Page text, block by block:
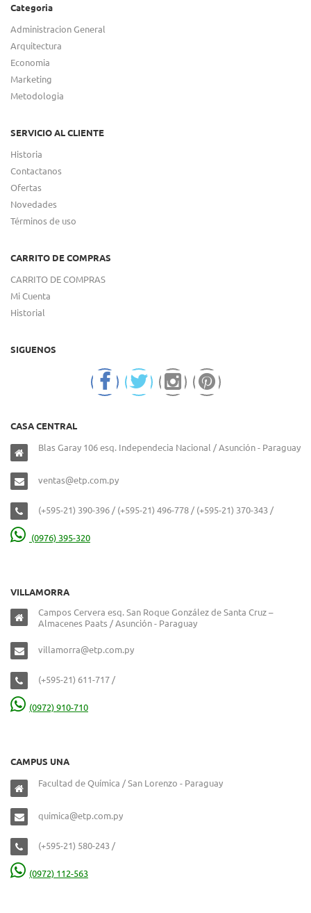
Categoria
Administracion General
Arquitectura
Economia
Marketing
Metodologia
SERVICIO AL CLIENTE
Historia
Contactanos
Ofertas
Novedades
Términos de uso
CARRITO DE COMPRAS
CARRITO DE COMPRAS
Mi Cuenta
Historial
SIGUENOS
CASA CENTRAL
Blas Garay 106 esq. Independecia Nacional / Asunción - Paraguay
ventas@etp.com.py
(+595-21) 390-396 / (+595-21) 496-778 / (+595-21) 370-343 /
(0976) 395-320
VILLAMORRA
Campos Cervera esq. San Roque González de Santa Cruz –
Almacenes Paats / Asunción - Paraguay
villamorra@etp.com.py
(+595-21) 611-717 /
(0972) 910-710
CAMPUS UNA
Facultad de Química / San Lorenzo - Paraguay
quimica@etp.com.py
(+595-21) 580-243 /
(0972) 112-563